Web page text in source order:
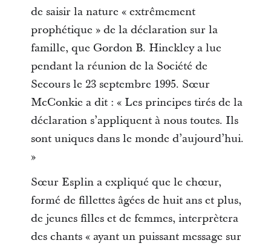
de saisir la nature « extrêmement
prophétique » de la déclaration sur la
famille, que Gordon B. Hinckley a lue
pendant la réunion de la Société de
Secours le 23 septembre 1995. Sœur
McConkie a dit : « Les principes tirés de la
déclaration s’appliquent à nous toutes. Ils
sont uniques dans le monde d’aujourd’hui.
»
Sœur Esplin a expliqué que le chœur,
formé de fillettes âgées de huit ans et plus,
de jeunes filles et de femmes, interprètera
des chants « ayant un puissant message sur